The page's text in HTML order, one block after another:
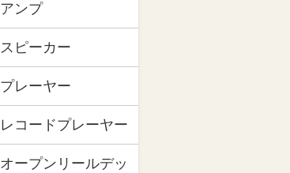
アンプ
スピーカー
プレーヤー
レコードプレーヤー
オープンリールデッ